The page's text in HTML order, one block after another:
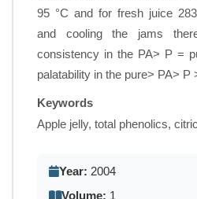
95 °C and for fresh juice
and cooling the jams
consistency in the PA> P =
palatability in the pure> PA> P
Keywords
Apple jelly, total phenolics,
Year: 2004
Volume: 1